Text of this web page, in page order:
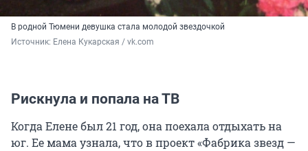
В родной Тюмени девушка стала молодой звездочкой
Источник: Елена Кукарская / vk.com
Рискнула и попала на ТВ
Когда Елене был 21 год, она поехала отдыхать на
юг. Ее мама узнала, что в проект «Фабрика звезд —